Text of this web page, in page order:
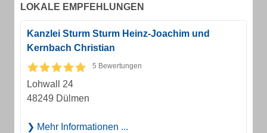
LOKALE EMPFEHLUNGEN
Kanzlei Sturm Sturm Heinz-Joachim und
Kernbach Christian
5 Bewertungen
Lohwall 24
48249 Dülmen
Mehr Informationen ...